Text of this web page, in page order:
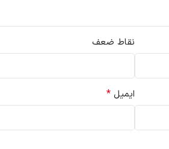
نقاط ضعف
ایمیل *